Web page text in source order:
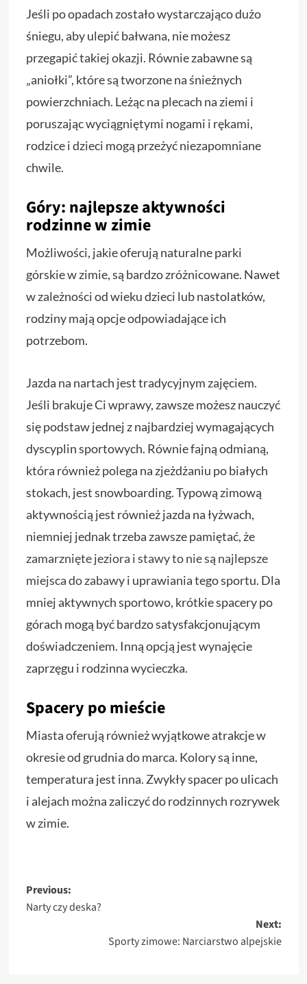
Jeśli po opadach zostało wystarczająco dużo
śniegu, aby ulepić bałwana, nie możesz
przegapić takiej okazji. Równie zabawne są
„aniołki”, które są tworzone na śnieżnych
powierzchniach. Leżąc na plecach na ziemi i
poruszając wyciągniętymi nogami i rękami,
rodzice i dzieci mogą przeżyć niezapomniane
chwile.
Góry: najlepsze aktywności
rodzinne w zimie
Możliwości, jakie oferują naturalne parki
górskie w zimie, są bardzo zróżnicowane. Nawet
w zależności od wieku dzieci lub nastolatków,
rodziny mają opcje odpowiadające ich
potrzebom.
Jazda na nartach jest tradycyjnym zajęciem.
Jeśli brakuje Ci wprawy, zawsze możesz nauczyć
się podstaw jednej z najbardziej wymagających
dyscyplin sportowych. Równie fajną odmianą,
która również polega na zjeżdżaniu po białych
stokach, jest snowboarding. Typową zimową
aktywnością jest również jazda na łyżwach,
niemniej jednak trzeba zawsze pamiętać, że
zamarznięte jeziora i stawy to nie są najlepsze
miejsca do zabawyi uprawiania tego sportu. Dla
mniej aktywnych sportowo, krótkie spacery po
górach mogą być bardzo satysfakcjonującym
doświadczeniem. Inną opcją jest wynajęcie
zaprzęgu i rodzinna wycieczka.
Spacery po mieście
Miasta oferują również wyjątkowe atrakcje w
okresie od grudnia do marca. Kolory są inne,
temperatura jest inna. Zwykły spacer po ulicach
i alejach można zaliczyć do rodzinnych rozrywek
w zimie.
Post
navigation
Previous:
Narty czy deska?
Next:
Sporty zimowe: Narciarstwo alpejskie